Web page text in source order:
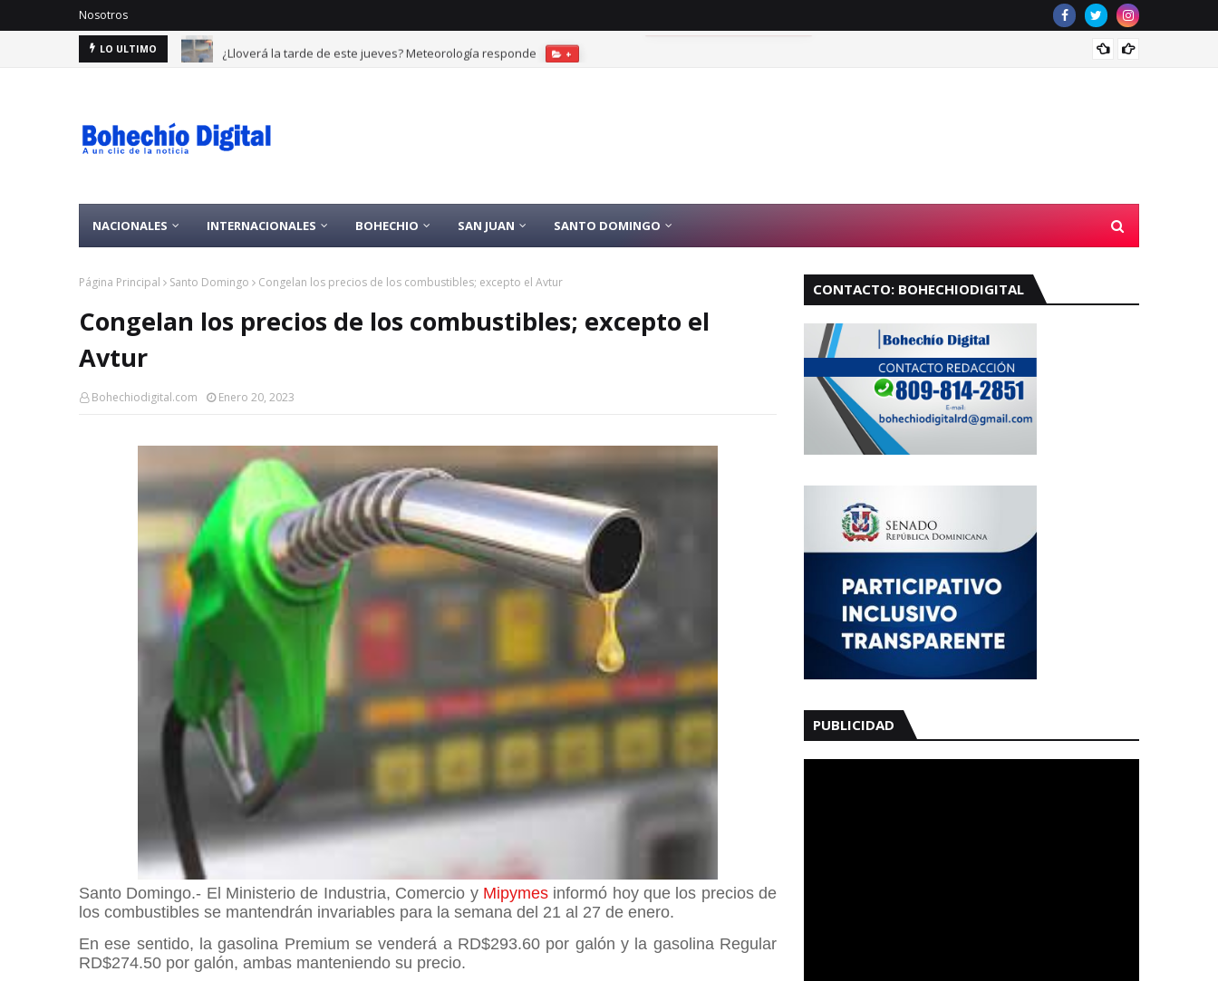
Nosotros
LO ULTIMO ¿Lloverá la tarde de este jueves? Meteorología responde +
NACIONALES INTERNACIONALES BOHECHIO SAN JUAN SANTO DOMINGO
Página Principal Santo Domingo Congelan los precios de los combustibles; excepto el Avtur
Congelan los precios de los combustibles; excepto el
Avtur
Bohechiodigital.com Enero 20, 2023
Santo Domingo.- El Ministerio de Industria, Comercio y Mipymesinformó hoy que los precios de
los combustibles se mantendrán invariables para la semana del 21 al 27 de enero.
En ese sentido, la gasolina Premium se venderá a RD$293.60 por galón y la gasolina Regular
RD$274.50 por galón, ambas manteniendo su precio.
CONTACTO: BOHECHIODIGITAL
PUBLICIDAD